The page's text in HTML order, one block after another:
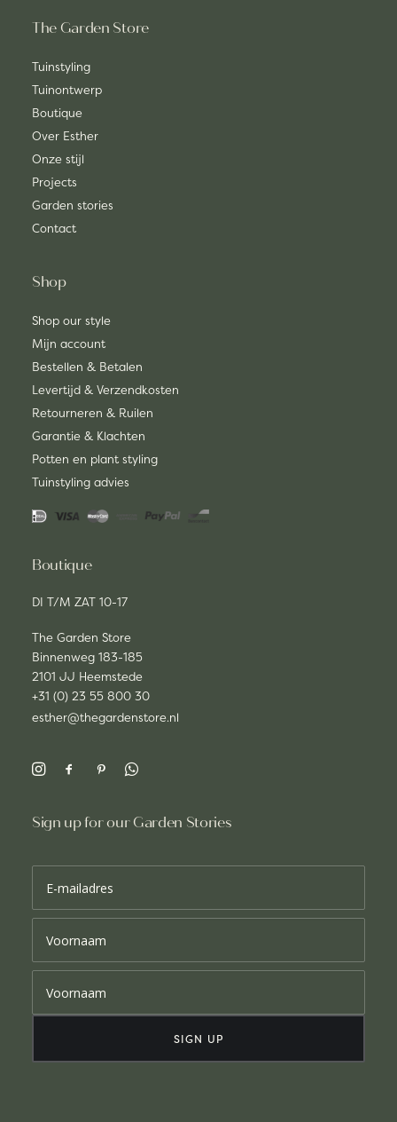
The Garden Store
Tuinstyling
Tuinontwerp
Boutique
Over Esther
Onze stijl
Projects
Garden stories
Contact
Shop
Shop our style
Mijn account
Bestellen & Betalen
Levertijd & Verzendkosten
Retourneren & Ruilen
Garantie & Klachten
Potten en plant styling
Tuinstyling advies
Boutique
DI T/M ZAT 10-17
The Garden Store
Binnenweg 183-185
2101 JJ Heemstede
+31 (0) 23 55 800 30
esther@thegardenstore.nl
Sign up for our Garden Stories